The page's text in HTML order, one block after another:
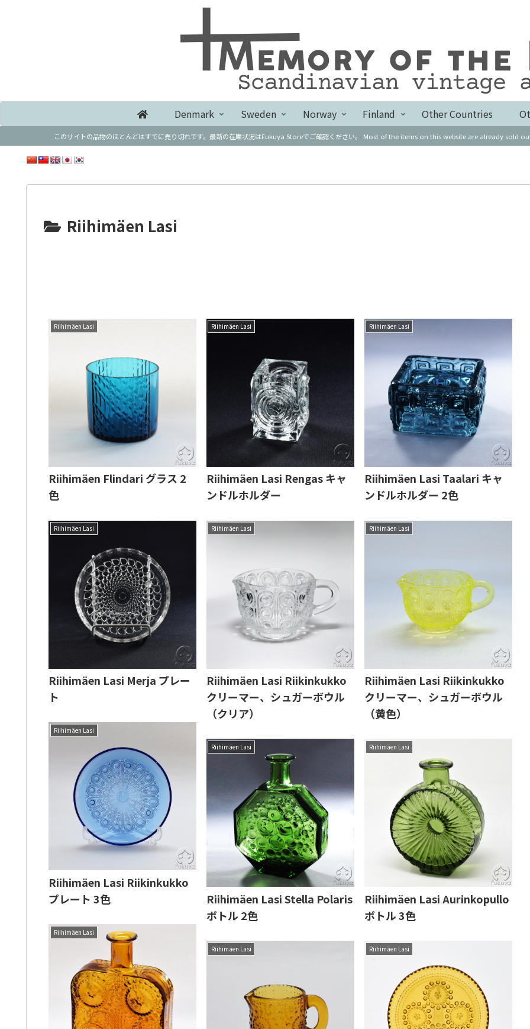
Denmark Sweden Norway Finland Other Countries
このサイトの品物のほとんどはすでに売り切れです。最新の在庫状況はFukuya Storeでご確認ください。 Most of the items on this website are already
Riihimäen Lasi
Riihimäen Lasi
Riihimäen Flindari グラス 2
色
Riihimäen Lasi
Riihimäen Lasi Rengas キャ
ンドルホルダー
Riihimäen Lasi
Riihimäen Lasi Taalari キャ
ンドルホルダー 2色
Riihimäen Lasi
Riihimäen Lasi Merja プレー
ト
Riihimäen Lasi
Riihimäen Lasi Riikinkukko
クリーマー、シュガーボウル
（クリア）
Riihimäen Lasi
Riihimäen Lasi Riikinkukko
クリーマー、シュガーボウル
（黄色）
Riihimäen Lasi
Riihimäen Lasi Riikinkukko
プレート 3色
Riihimäen Lasi
Riihimäen Lasi Stella Polaris
ボトル 2色
Riihimäen Lasi
Riihimäen Lasi Aurinkopullo
ボトル 3色
Riihimäen Lasi
Riihimäen Lasi Riihimäen Lasi